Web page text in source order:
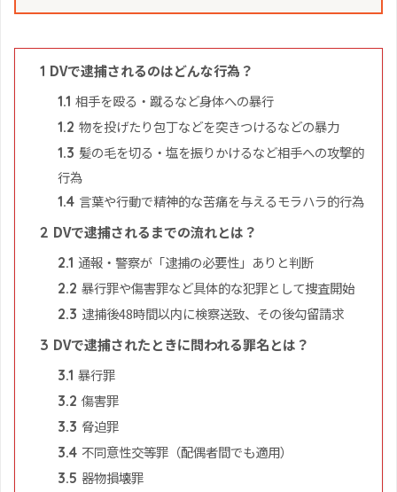
1 DVで逮捕されるのはどんな行為？
1.1 相手を殴る・蹴るなど身体への暴行
1.2 物を投げたり包丁などを突きつけるなどの暴力
1.3 髪の毛を切る・塩を振りかけるなど相手への攻撃的
行為
1.4 言葉や行動で精神的な苦痛を与えるモラハラ的行為
2 DVで逮捕されるまでの流れとは？
2.1 通報・警察が「逮捕の必要性」ありと判断
2.2 暴行罪や傷害罪など具体的な犯罪として捜査開始
2.3 逮捕後48時間以内に検察送致、その後勾留請求
3 DVで逮捕されたときに問われる罪名とは？
3.1 暴行罪
3.2 傷害罪
3.3 脅迫罪
3.4 不同意性交等罪（配偶者間でも適用）
3.5 器物損壊罪